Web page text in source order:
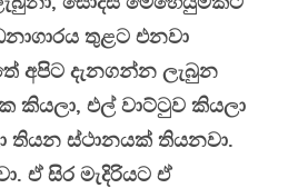
තුළට එනවා
අපිට දැනගන්න ලැබුන
කියලා, එල් වාට්ටුව කියලා
තියන ස්ථානයක් තියනවා.
ඒ සිර මැදිරියට ඒ